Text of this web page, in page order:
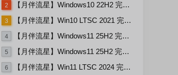
2 【月伴流星】Windows10 22H2 完整+适量精简多合一安装版2026.06
3 【月伴流星】Win10 LTSC 2021 完整+适量精简多合一安装版2026.03
4 【月伴流星】Windows11 25H2 完整+适量精简多合一安装版2026.06
5 【月伴流星】Windows11 25H2 完整+适量精简多合一安装版2026.08
6 【月伴流星】Win11 LTSC 2024 完整+适量精简多合一安装版2026.06